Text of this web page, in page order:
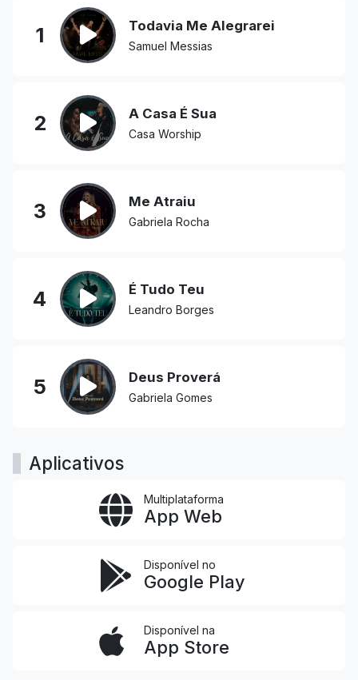
1 Todavia Me Alegrarei
Samuel Messias
2 A Casa É Sua
Casa Worship
3 Me Atraiu
Gabriela Rocha
4 É Tudo Teu
Leandro Borges
5 Deus Proverá
Gabriela Gomes
Aplicativos
Multiplataforma
App Web
Disponível no
Google Play
Disponível na
App Store